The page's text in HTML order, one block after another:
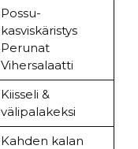
Possu-
kasviskäristys
Perunat
Vihersalaatti
Kiisseli &
välipalakeksi
Kahden kalan